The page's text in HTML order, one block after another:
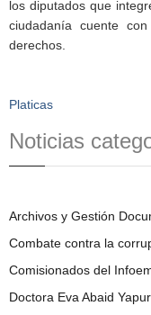
los diputados que
ciudadanía cuente
derechos.
Platicas
Noticias
Archivos y Gestión
Combate contra la
Comisionados del
Doctora Eva Abaid Yapur